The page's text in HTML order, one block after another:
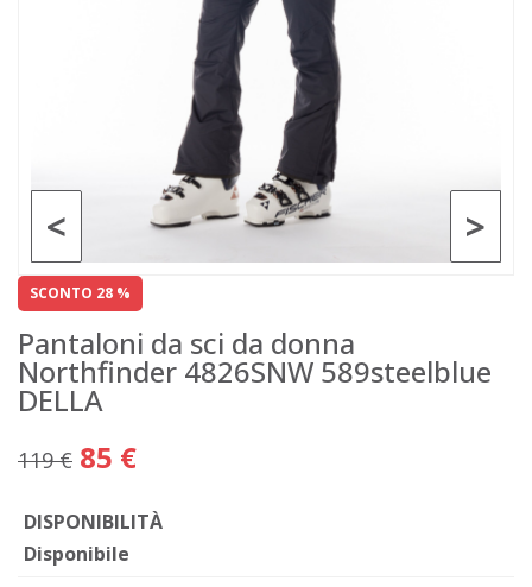
>
<
SCONTO 28 %
Pantaloni da sci da donna
Northfinder 4826SNW 589steelblue
DELLA
119 € 85 €
DISPONIBILITÀ
Disponibile